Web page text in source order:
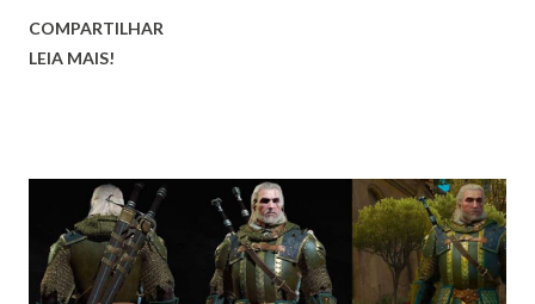
COMPARTILHAR
LEIA MAIS!